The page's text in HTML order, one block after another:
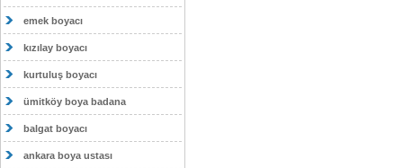
emek boyacı
kızılay boyacı
kurtuluş boyacı
ümitköy boya badana
balgat boyacı
ankara boya ustası